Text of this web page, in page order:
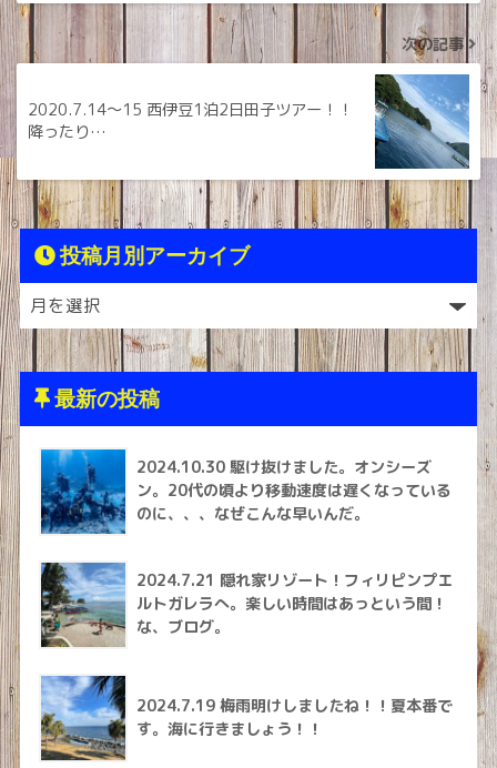
次の記事
2020.7.14〜15 西伊豆1泊2日田子ツアー！！
降ったり…
投稿月別アーカイブ
最新の投稿
2024.10.30 駆け抜けました。オンシーズ
ン。20代の頃より移動速度は遅くなっている
のに、、、なぜこんな早いんだ。
2024.7.21 隠れ家リゾート！フィリピンプエ
ルトガレラへ。楽しい時間はあっという間！
な、ブログ。
2024.7.19 梅雨明けしましたね！！夏本番で
す。海に行きましょう！！